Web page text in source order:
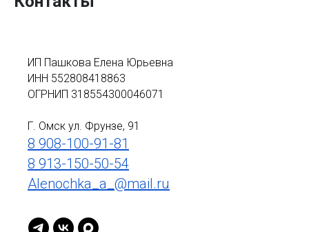
ИП Пашкова Елена Юрьевна
ИНН 552808418863
ОГРНИП 318554300046071
Г. Омск ул. Фрунзе, 91
8 908-100-91-81
8 913-150-50-54
Alenochka_a_@mail.ru